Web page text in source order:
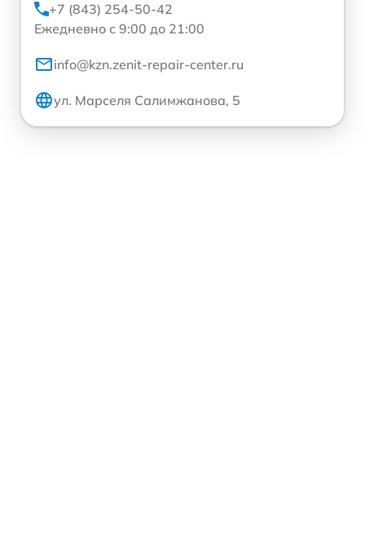
+7 (843) 254-50-42
Ежедневно с 9:00 до 21:00
info@kzn.zenit-repair-center.ru
ул. Марселя Салимжанова, 5